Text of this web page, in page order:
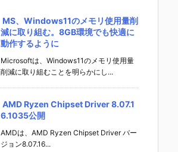
MS、Windows11のメモリ使用量削
減に取り組む。8GB環境でも快適に
動作するように
Microsoftは、Windows11のメモリ使用量
削減に取り組むことを明らかにし...
AMD Ryzen Chipset Driver 8.07.1
6.1035公開
AMDは、AMD Ryzen Chipset Driver バー
ジョン8.07.16...